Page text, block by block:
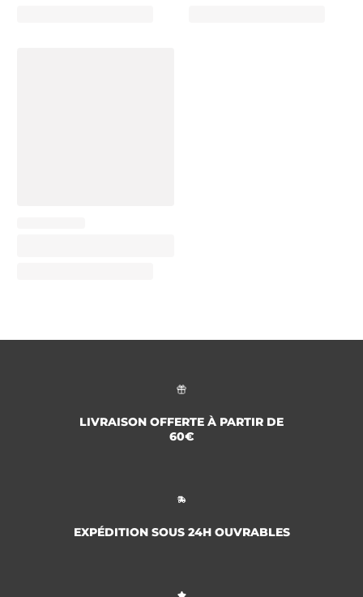
LIVRAISON OFFERTE À PARTIR DE
60€
EXPÉDITION SOUS 24H OUVRABLES